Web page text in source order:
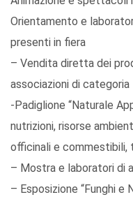
Orientamento e
presenti in fiera
– Vendita diretta dei
associazioni di categoria
-Padiglione “Naturale
nutrizioni, risorse
officinali e commestibili,
– Mostra e laboratori di
– Esposizione “Funghi e